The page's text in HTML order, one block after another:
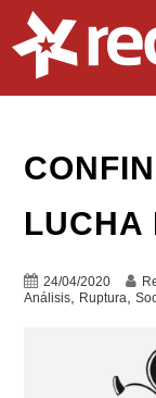
LUCHA
24/04/2020
Análisis, Ruptura